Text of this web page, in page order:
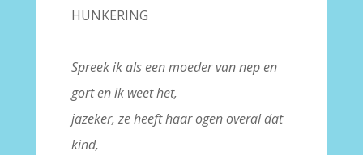
HUNKERING
Spreek ik als een moeder van nep en
gort en ik weet het,
jazeker, ze heeft haar ogen overal dat
kind,